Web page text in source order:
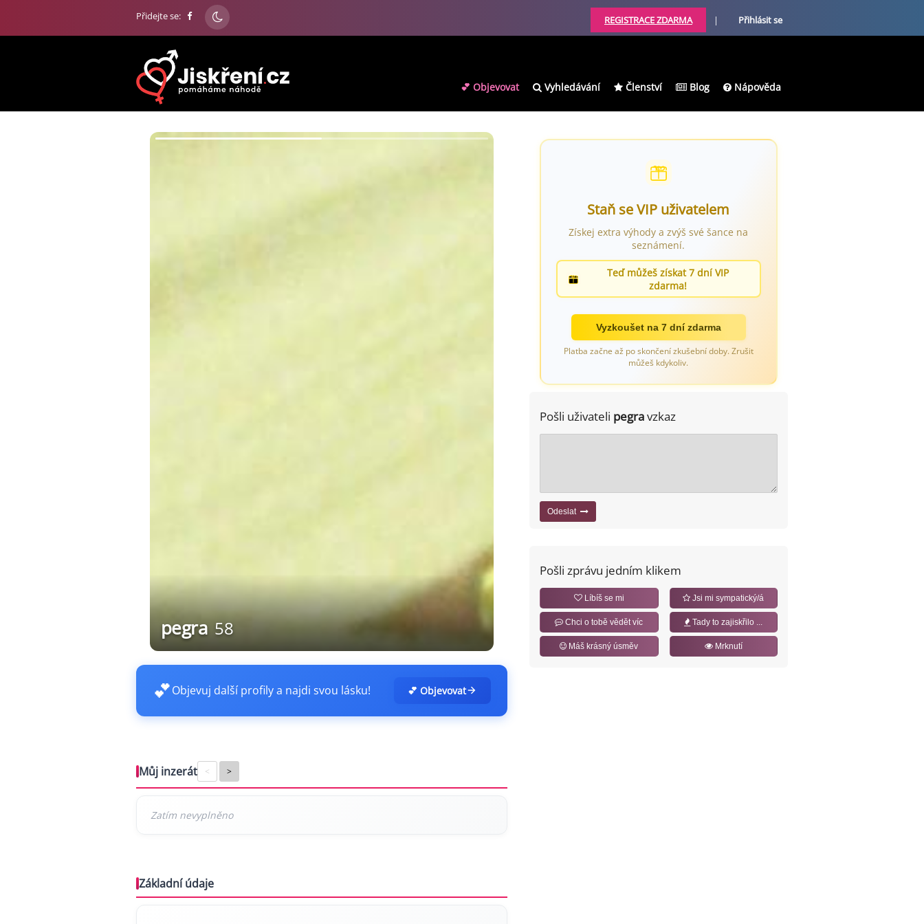
Přidejte se: REGISTRACE ZDARMA | Přihlásit se
💕 Objevovat Vyhledávání Členství Blog Nápověda
pegra 58
💕Objevuj další profily a najdi svou lásku! 💕 Objevovat
Můj inzerát < >
Základní údaje
Staň se VIP uživatelem
Získej extra výhody a zvýš své šance na
seznámení.
Teď můžeš získat 7 dní VIP
zdarma!
Vyzkoušet na 7 dní zdarma
Platba začne až po skončení zkušební doby. Zrušit
můžeš kdykoliv.
Pošli uživateli pegravzkaz
Odeslat
Pošli zprávu jedním klikem
Líbíš se mi Jsi mi sympatický/á
Chci o tobě vědět víc Tady to zajiskřilo ...
Máš krásný úsměv Mrknutí